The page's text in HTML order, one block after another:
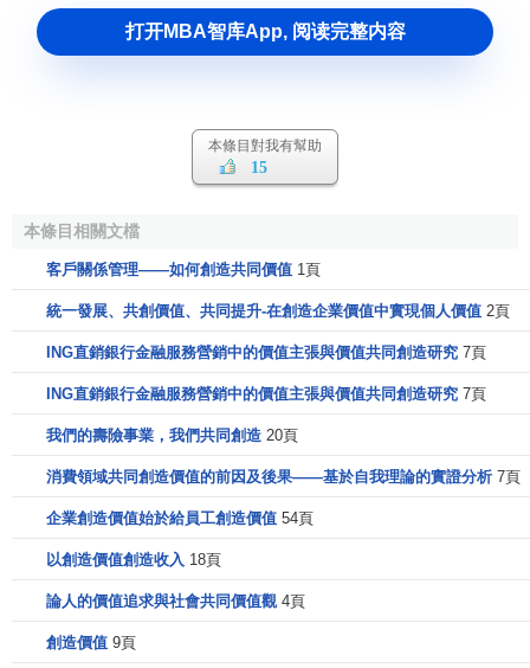
驗知識，為公司帶來競爭優勢。
價值共同創造過程的典型步驟：
項目目標。
2. 準確找到需要融入到項目中來的顧客。 比較：
克模型(Kraljic Model)。 顧客不斷變化，明天的顧客可能就會
3. 與顧客合作，找出他們真正需要包含在產品或服務中
4. 聯合設計產品及系統，以滿足那些特殊成分的生產需
營網路。
5. 決定如何分享價值。
業的合作伙伴。 這是一個至關重要的步驟，確保企業能夠
效控制各個渠道。
打开MBA智库App, 阅读完整内容
本條目對我有幫助
15
本條目相關文檔
客戶關係管理——如何創造共同價值 1頁
統一發展、共創價值、共同提升-在創造企業價值中實現個人價值 2頁
ING直銷銀行金融服務營銷中的價值主張與價值共同創造研究 7頁
ING直銷銀行金融服務營銷中的價值主張與價值共同創造研究 7頁
我們的壽險事業，我們共同創造 20頁
消費領域共同創造價值的前因及後果——基於自我理論的實證分析 7頁
企業創造價值始於給員工創造價值 54頁
以創造價值創造收入 18頁
論人的價值追求與社會共同價值觀 4頁
創造價值 9頁